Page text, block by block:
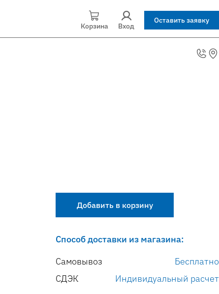
Корзина Вход
Оставить заявку
Добавить в корзину
Способ доставки из магазина:
Самовывоз
Бесплатно
СДЭК
Индивидуальный расчет